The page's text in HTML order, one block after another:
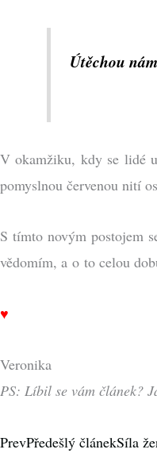
Útěchou
V okamžiku, kdy se lidé
pomyslnou červenou nití
S tímto novým postojem
vědomím, a o to celou
♥
Veronika
PS: Líbil se vám článek?
PrevPředešlý článekSíla